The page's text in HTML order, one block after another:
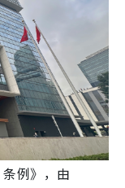
例》，由